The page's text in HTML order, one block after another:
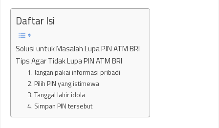
Daftar Isi
Solusi untuk Masalah Lupa PIN ATM BRI
Tips Agar Tidak Lupa PIN ATM BRI
1. Jangan pakai informasi pribadi
2. Pilih PIN yang istimewa
3. Tanggal lahir idola
4. Simpan PIN tersebut